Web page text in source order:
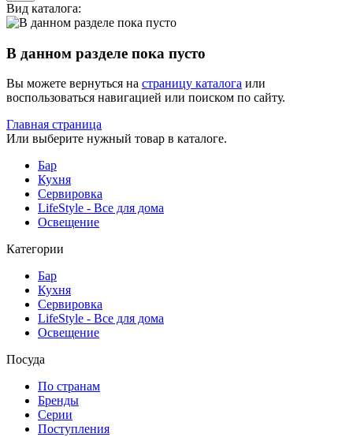
Вид каталога:
В данном разделе пока пусто
Вы можете вернуться на страницу каталога или
воспользоваться навигацией или поиском по сайту.
Главная страница
Или выберите нужный товар в каталоге.
Бар
Кухня
Сервировка
LifeStyle - Все для дома
Освещение
Категории
Бар
Кухня
Сервировка
LifeStyle - Все для дома
Освещение
Посуда
По странам
Бренды
Серии
Поступления